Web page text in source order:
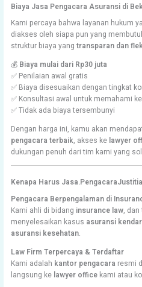
Biaya Jasa Pengacara Asuransi di
Kami percaya bahwa layanan hukum
diakses oleh siapa pun yang
struktur biaya yangtransparan dan
💰 Biaya mulai dari Rp30 juta
✅ Penilaian awal gratis
✅ Biaya disesuaikan dengan tingkat
✅ Konsultasi awal untuk memahami
✅ Tidak ada biaya tersembunyi
Dengan harga ini, kamu akan
pengacara terbaik, akses ke lawyer
dukungan penuh dari tim kami yang
Kenapa Harus
Pengacara Berpengalaman di
Kami ahli di bidang insurance law,
menyelesaikan kasus asuransi
asuransi kesehatan.
Law Firm Terpercaya & Terdaftar
Kami adalah kantor pengacara resmi
langsung ke lawyer office kami atau